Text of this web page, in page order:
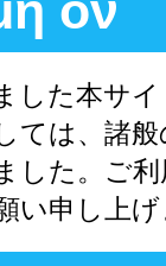
した本サ
ては、諸
した。ご
い申し上